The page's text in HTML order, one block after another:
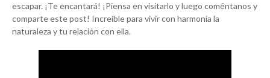
escapar. ¡Te encantará! ¡Piensa en visitarlo y luego coméntanos y
comparte este post! Increíble para vivir con harmonía la
naturaleza y tu relación con ella.